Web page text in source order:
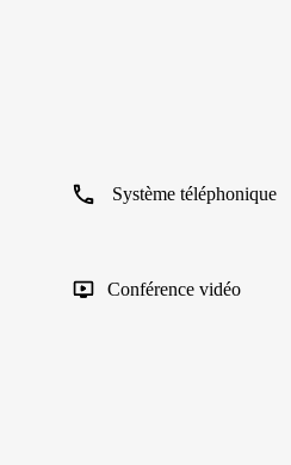
Système téléphonique
Conférence vidéo